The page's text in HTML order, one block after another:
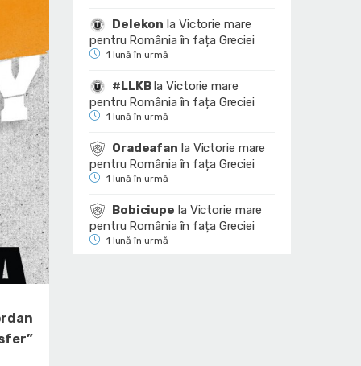
Delekon la Victorie mare
pentru România în fața Greciei
1 lună în urmă
#LLKBlaVictorie mare
pentru România în fața Greciei
1 lună în urmă
Oradeafan la Victorie mare
pentru România în fața Greciei
1 lună în urmă
Bobiciupe la Victorie mare
pentru România în fața Greciei
1 lună în urmă